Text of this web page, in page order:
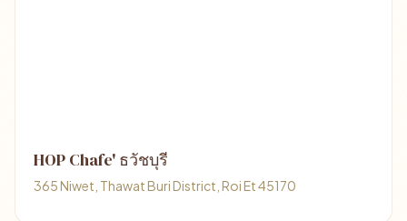
HOP Chafe' ธวัชบุรี
365 Niwet, Thawat Buri District, Roi Et 45170